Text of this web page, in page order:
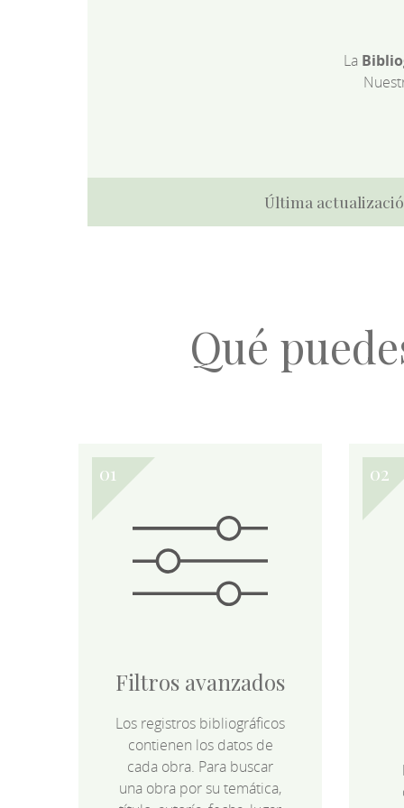
La
Última
Qué
Filtros avanzados
Los registros bibliográficos
contienen los datos de
cada obra. Para buscar
una obra por su temática,